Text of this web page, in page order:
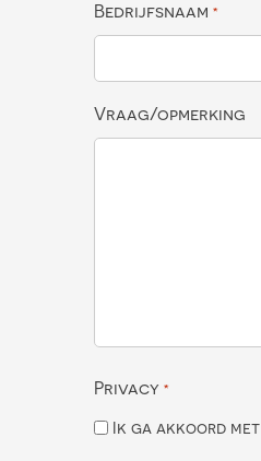
Bedrijfsnaam *
Vraag/opmerking
Privacy *
Ik ga akkoord